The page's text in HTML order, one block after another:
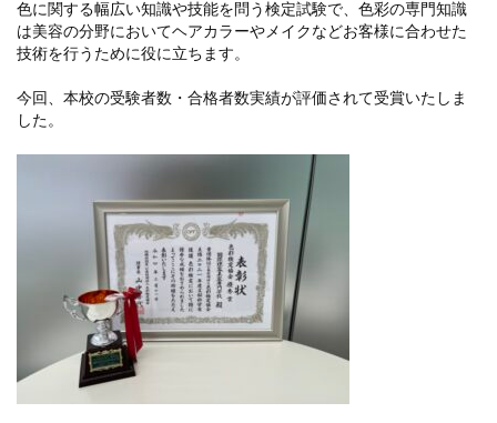
イフ
ンス(卒業生の活躍)
色に関する幅広い知識や技能を問う検定試験で、色彩の専門知識
は美容の分野においてヘアカラーやメイクなどお客様に合わせた
技術を行うために役に立ちます。
今回、本校の受験者数・合格者数実績が評価されて受賞いたしま
した。